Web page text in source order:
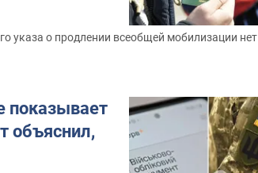
указа о продлении всеобщей мобилизации нет
показывает
объяснил,